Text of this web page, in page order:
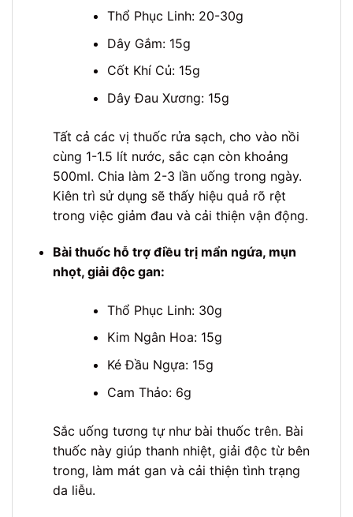
Thổ Phục Linh: 20-30g
Dây Gắm: 15g
Cốt Khí Củ: 15g
Dây Đau Xương: 15g
Tất cả các vị thuốc rửa sạch, cho vào nồi
cùng 1-1.5 lít nước, sắc cạn còn khoảng
500ml. Chia làm 2-3 lần uống trong ngày.
Kiên trì sử dụng sẽ thấy hiệu quả rõ rệt
trong việc giảm đau và cải thiện vận động.
Bài thuốc hỗ trợ điều trị mẩn ngứa, mụn
nhọt, giải độc gan:
Thổ Phục Linh: 30g
Kim Ngân Hoa: 15g
Ké Đầu Ngựa: 15g
Cam Thảo: 6g
Sắc uống tương tự như bài thuốc trên. Bài
thuốc này giúp thanh nhiệt, giải độc từ bên
trong, làm mát gan và cải thiện tình trạng
da liễu.